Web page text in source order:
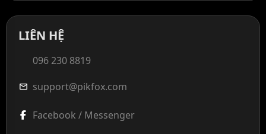
LIÊN HỆ
096 230 8819
mail support@pikfox.com
Facebook / Messenger